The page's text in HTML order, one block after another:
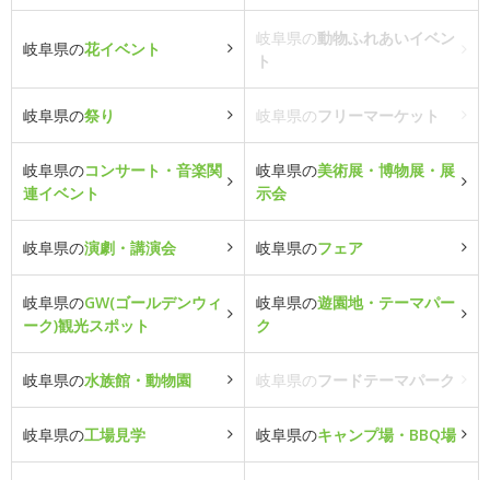
岐阜県の花イベント
岐阜県の動物ふれあいイベン
ト
岐阜県の祭り 岐阜県のフリーマーケット
岐阜県のコンサート・音楽関
連イベント
岐阜県の美術展・博物展・展
示会
岐阜県の演劇・講演会 岐阜県のフェア
岐阜県のGW(ゴールデンウィ
ーク)観光スポット
岐阜県の遊園地・テーマパー
ク
岐阜県の水族館・動物園 岐阜県のフードテーマパーク
岐阜県の工場見学 岐阜県のキャンプ場・BBQ場